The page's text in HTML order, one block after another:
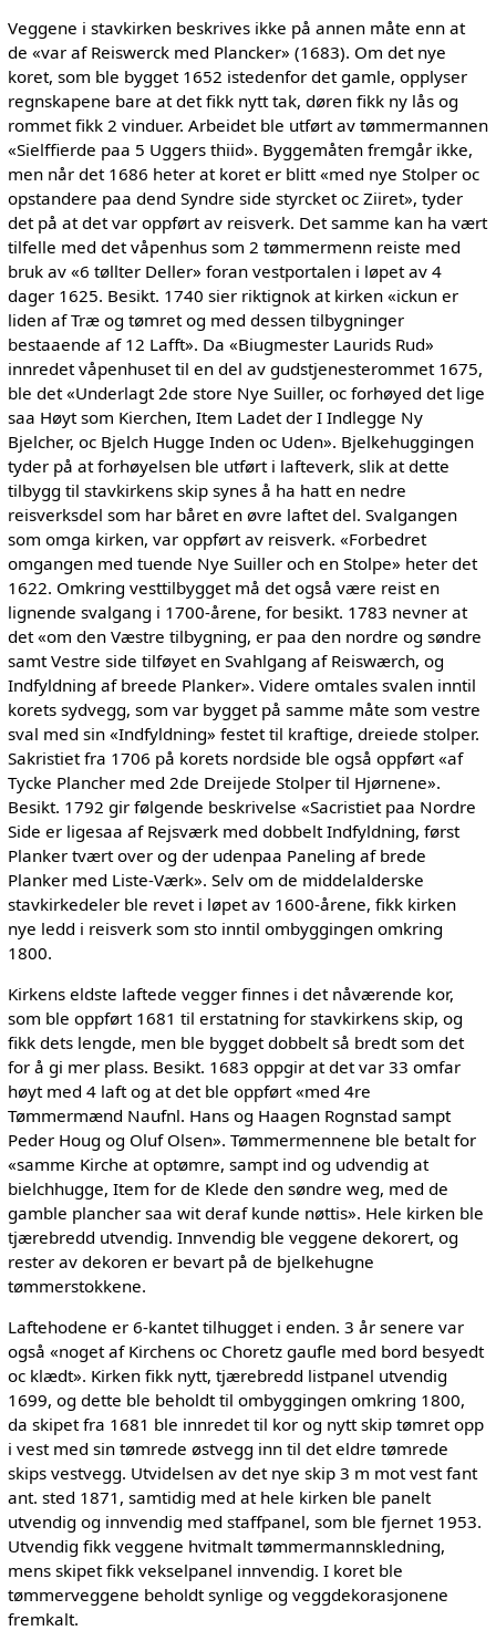
Veggene i stavkirken beskrives ikke på annen måte enn at
de «var af Reiswerck med Plancker» (1683). Om det nye
koret, som ble bygget 1652 istedenfor det gamle, opplyser
regnskapene bare at det fikk nytt tak, døren fikk ny lås og
rommet fikk 2 vinduer. Arbeidet ble utført av tømmermannen
«Sielffierde paa 5 Uggers thiid». Byggemåten fremgår ikke,
men når det 1686 heter at koret er blitt «med nye Stolper oc
opstandere paa dend Syndre side styrcket oc Ziiret», tyder
det på at det var oppført av reisverk. Det samme kan ha vært
tilfelle med det våpenhus som 2 tømmermenn reiste med
bruk av «6 tøllter Deller» foran vestportalen i løpet av 4
dager 1625. Besikt. 1740 sier riktignok at kirken «ickun er
liden af Træ og tømret og med dessen tilbygninger
bestaaende af 12 Lafft». Da «Biugmester Laurids Rud»
innredet våpenhuset til en del av gudstjenesterommet 1675,
ble det «Underlagt 2de store Nye Suiller, oc forhøyed det lige
saa Høyt som Kierchen, Item Ladet der I Indlegge Ny
Bjelcher, oc Bjelch Hugge Inden oc Uden». Bjelkehuggingen
tyder på at forhøyelsen ble utført i lafteverk, slik at dette
tilbygg til stavkirkens skip synes å ha hatt en nedre
reisverksdel som har båret en øvre laftet del. Svalgangen
som omga kirken, var oppført av reisverk. «Forbedret
omgangen med tuende Nye Suiller och en Stolpe» heter det
1622. Omkring vesttilbygget må det også være reist en
lignende svalgang i 1700-årene, for besikt. 1783 nevner at
det «om den Væstre tilbygning, er paa den nordre og søndre
samt Vestre side tilføyet en Svahlgang af Reiswærch, og
Indfyldning af breede Planker». Videre omtales svalen inntil
korets sydvegg, som var bygget på samme måte som vestre
sval med sin «Indfyldning» festet til kraftige, dreiede stolper.
Sakristiet fra 1706 på korets nordside ble også oppført «af
Tycke Plancher med 2de Dreijede Stolper til Hjørnene».
Besikt. 1792 gir følgende beskrivelse «Sacristiet paa Nordre
Side er ligesaa af Rejsværk med dobbelt Indfyldning, først
Planker tvært over og der udenpaa Paneling af brede
Planker med Liste-Værk». Selv om de middelalderske
stavkirkedeler ble revet i løpet av 1600-årene, fikk kirken
nye ledd i reisverk som sto inntil ombyggingen omkring
1800.
Kirkens eldste laftede vegger finnes i det nåværende kor,
som ble oppført 1681 til erstatning for stavkirkens skip, og
fikk dets lengde, men ble bygget dobbelt så bredt som det
for å gi mer plass. Besikt. 1683 oppgir at det var 33 omfar
høyt med 4 laft og at det ble oppført «med 4re
Tømmermænd Naufnl. Hans og Haagen Rognstad sampt
Peder Houg og Oluf Olsen». Tømmermennene ble betalt for
«samme Kirche at optømre, sampt ind og udvendig at
bielchhugge, Item for de Klede den søndre weg, med de
gamble plancher saa wit deraf kunde nøttis». Hele kirken ble
tjærebredd utvendig. Innvendig ble veggene dekorert, og
rester av dekoren er bevart på de bjelkehugne
tømmerstokkene.
Laftehodene er 6-kantet tilhugget i enden. 3 år senere var
også «noget af Kirchens oc Choretz gaufle med bord besyedt
oc klædt». Kirken fikk nytt, tjærebredd listpanel utvendig
1699, og dette ble beholdt til ombyggingen omkring 1800,
da skipet fra 1681 ble innredet til kor og nytt skip tømret opp
i vest med sin tømrede østvegg inn til det eldre tømrede
skips vestvegg. Utvidelsen av det nye skip 3 m mot vest fant
ant. sted 1871, samtidig med at hele kirken ble panelt
utvendig og innvendig med staffpanel, som ble fjernet 1953.
Utvendig fikk veggene hvitmalt tømmermannskledning,
mens skipet fikk vekselpanel innvendig. I koret ble
tømmerveggene beholdt synlige og veggdekorasjonene
fremkalt.